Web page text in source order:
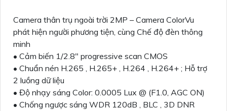
Camera thân trụ ngoài trời 2MP – Camera ColorVu
phát hiện người phương tiện, cùng Chế độ đèn thông
minh
• Cảm biến 1/2.8" progressive scan CMOS
• Chuẩn nén H.265 , H.265+ , H.264 , H.264+ ; Hỗ trợ
2 luồng dữ liệu
• Độ nhạy sáng Color: 0.0005 Lux @ (F1.0, AGC ON)
• Chống ngược sáng WDR 120dB , BLC , 3D DNR